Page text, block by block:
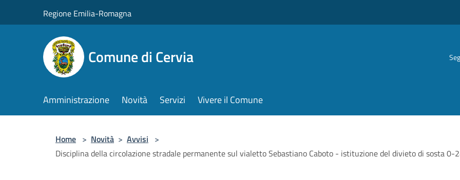
Regione Emilia-Romagna
Comune di Cervia
Amministrazione Novità Servizi Vivere il Comune
Home > Novità > Avvisi >
Disciplina della circolazione stradale permanente sul vialetto Sebastiano Caboto - istituzione del divieto di sosta